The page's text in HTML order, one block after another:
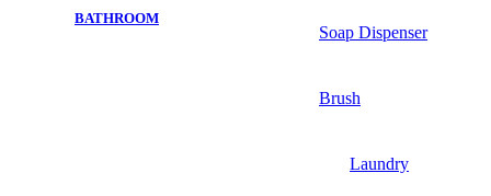
BATHROOM
Soap Dispenser
Brush
Laundry